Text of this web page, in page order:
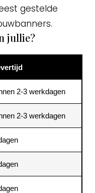
gestelde
jullie?
2-3 werkdagen
2-3 werkdagen